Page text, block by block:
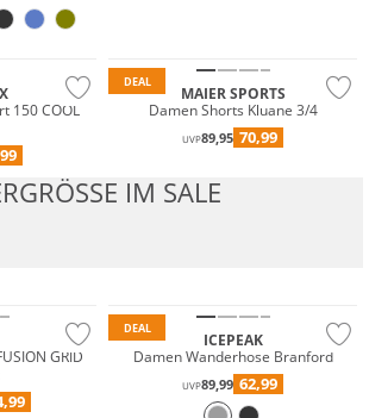
150 COOL
DEAL
MAIER SPORTS
Damen Shorts Kluane 3/4
UVP89,95 70,99
IM SALE
GRID
DEAL
ICEPEAK
Damen Wanderhose Branford
UVP89,99 62,99